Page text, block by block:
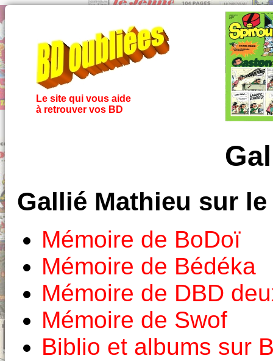
Le site qui vous aide
à retrouver vos BD
Gallié Mathieu sur le
Mémoire de BoDoï
Mémoire de Bédéka
Mémoire de DBD
Mémoire de Swof
Biblio et albums sur